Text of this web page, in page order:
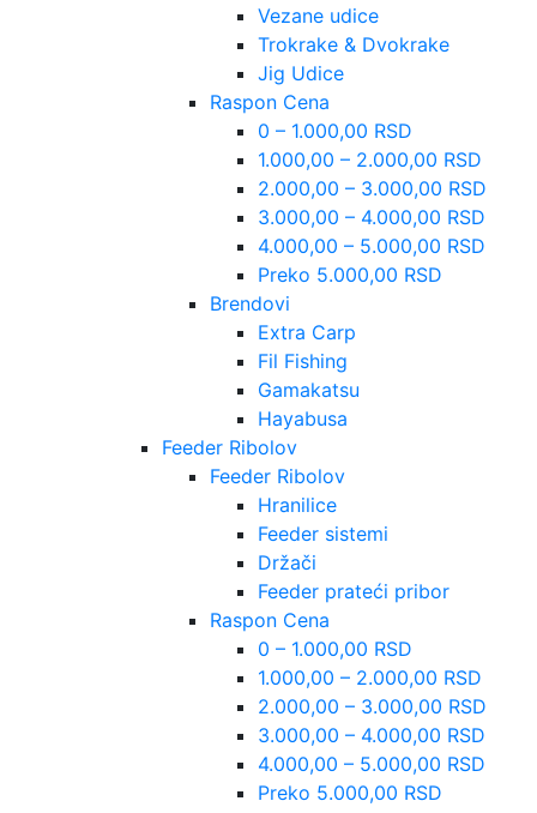
Vezane udice
Trokrake & Dvokrake
Jig Udice
Raspon Cena
0 – 1.000,00 RSD
1.000,00 – 2.000,00 RSD
2.000,00 – 3.000,00 RSD
3.000,00 – 4.000,00 RSD
4.000,00 – 5.000,00 RSD
Preko 5.000,00 RSD
Brendovi
Extra Carp
Fil Fishing
Gamakatsu
Hayabusa
Feeder Ribolov
Feeder Ribolov
Hranilice
Feeder sistemi
Držači
Feeder prateći pribor
Raspon Cena
0 – 1.000,00 RSD
1.000,00 – 2.000,00 RSD
2.000,00 – 3.000,00 RSD
3.000,00 – 4.000,00 RSD
4.000,00 – 5.000,00 RSD
Preko 5.000,00 RSD